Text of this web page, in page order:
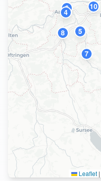
4
5
6
7
8
10
Leaflet |